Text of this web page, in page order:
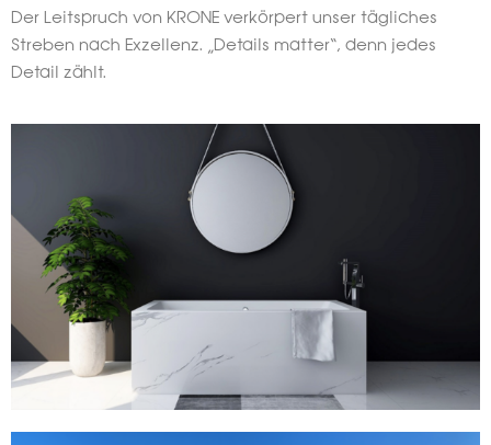
Der Leitspruch von KRONE verkörpert unser tägliches
Streben nach Exzellenz. „Details matter“, denn jedes
Detail zählt.